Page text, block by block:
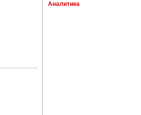
Аналитика